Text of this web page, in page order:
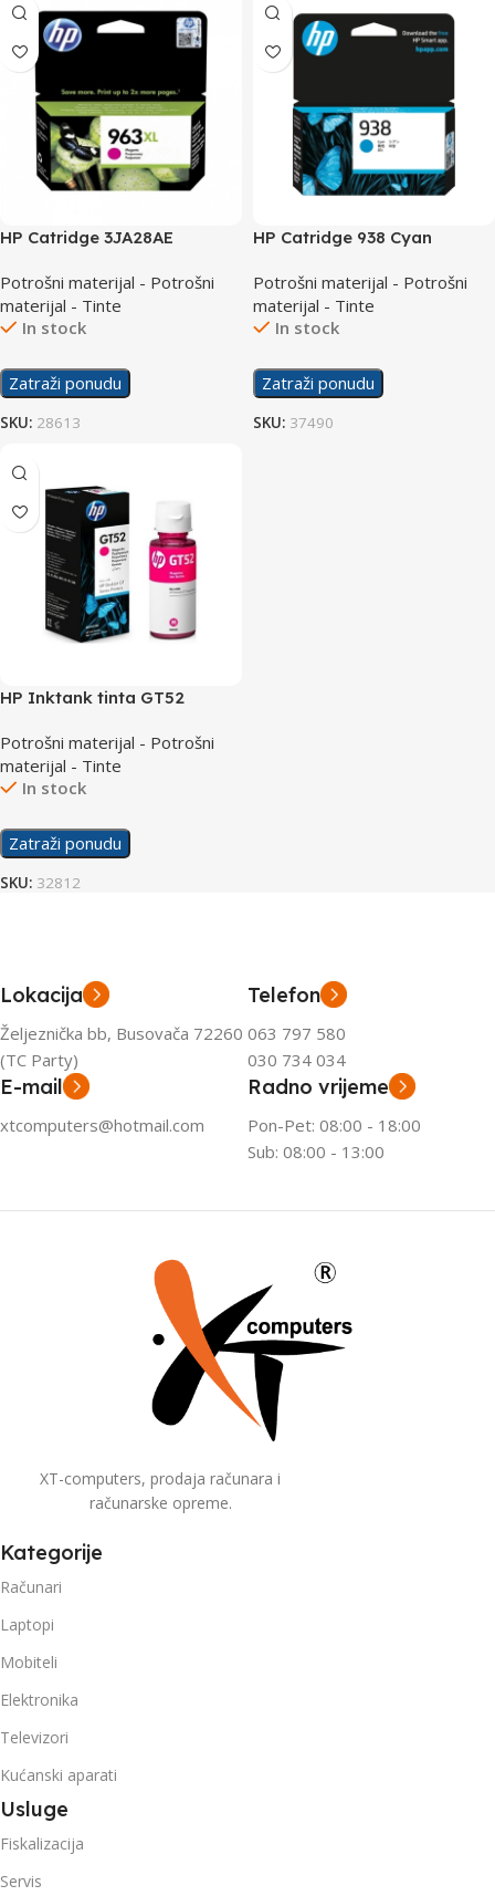
HP Catridge 3JA28AE
Potrošni materijal - Potrošni
materijal - Tinte
In stock
Zatraži ponudu
SKU: 28613
HP Catridge 938 Cyan
Potrošni materijal - Potrošni
materijal - Tinte
In stock
Zatraži ponudu
SKU: 37490
HP Inktank tinta GT52
Potrošni materijal - Potrošni
materijal - Tinte
In stock
Zatraži ponudu
SKU: 32812
Lokacija
Željeznička bb, Busovača 72260
(TC Party)
Telefon
063 797 580
030 734 034
E-mail
xtcomputers@hotmail.com
Radno vrijeme
Pon-Pet: 08:00 - 18:00
Sub: 08:00 - 13:00
XT-computers, prodaja računara i
računarske opreme.
Kategorije
Računari
Laptopi
Mobiteli
Elektronika
Televizori
Kućanski aparati
Usluge
Fiskalizacija
Servis